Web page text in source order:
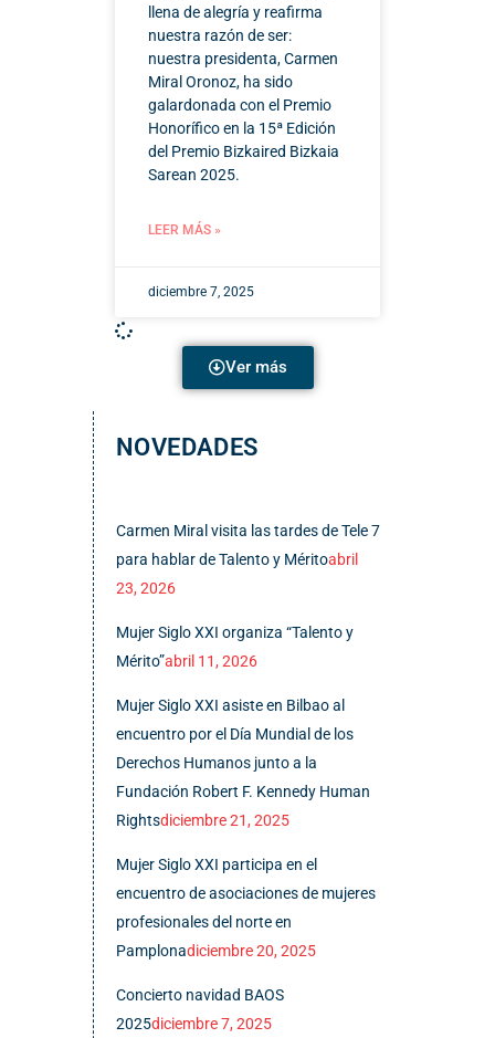
llena de alegría y reafirma
nuestra razón de ser:
nuestra presidenta, Carmen
Miral Oronoz, ha sido
galardonada con el Premio
Honorífico en la 15ª Edición
del Premio Bizkaired Bizkaia
Sarean 2025.
LEER MÁS »
diciembre 7, 2025
Ver más
NOVEDADES
Carmen Miral visita las tardes de Tele 7
para hablar de Talento y Méritoabril
23, 2026
Mujer Siglo XXI organiza “Talento y
Mérito”abril 11, 2026
Mujer Siglo XXI asiste en Bilbao al
encuentro por el Día Mundial de los
Derechos Humanos junto a la
Fundación Robert F. Kennedy Human
Rightsdiciembre 21, 2025
Mujer Siglo XXI participa en el
encuentro de asociaciones de mujeres
profesionales del norte en
Pamplonadiciembre 20, 2025
Concierto navidad BAOS
2025diciembre 7, 2025